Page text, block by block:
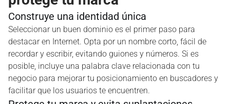
Construye una identidad única
Seleccionar un buen dominio es el primer paso para
destacar en Internet. Opta por un nombre corto, fácil de
recordar y escribir, evitando guiones y números. Si es
posible, incluye una palabra clave relacionada con tu
negocio para mejorar tu posicionamiento en buscadores y
facilitar que los usuarios te encuentren.